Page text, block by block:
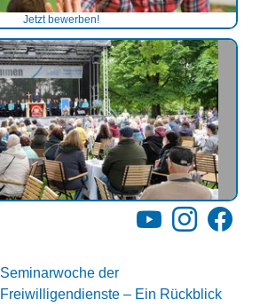
Jetzt bewerben!
YouTubeInstagram
Seminarwoche der
Freiwilligendienste – Ein Rückblick